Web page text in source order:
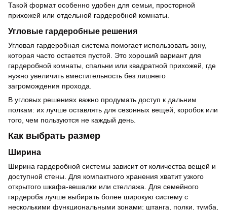
Такой формат особенно удобен для семьи, просторной
прихожей или отдельной гардеробной комнаты.
Угловые гардеробные решения
Угловая гардеробная система помогает использовать зону,
которая часто остается пустой. Это хороший вариант для
гардеробной комнаты, спальни или квадратной прихожей, где
нужно увеличить вместительность без лишнего
загромождения прохода.
В угловых решениях важно продумать доступ к дальним
полкам: их лучше оставлять для сезонных вещей, коробок или
того, чем пользуются не каждый день.
Как выбрать размер
Ширина
Ширина гардеробной системы зависит от количества вещей и
доступной стены. Для компактного хранения хватит узкого
открытого шкафа-вешалки или стеллажа. Для семейного
гардероба лучше выбирать более широкую систему с
несколькими функциональными зонами: штанга, полки, тумба,